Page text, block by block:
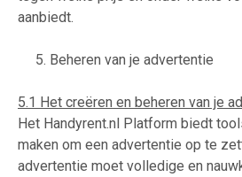
aanbiedt.
5. Beheren van je advertentie
5.1 Het creëren en beheren van je
Het Handyrent.nl Platform biedt
maken om een advertentie op te
advertentie moet volledige en